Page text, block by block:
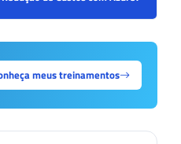
meus treinamentos